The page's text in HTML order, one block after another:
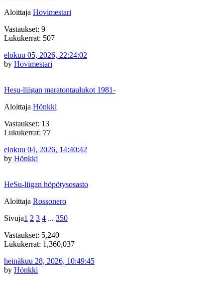
Aloittaja Hovimestari
Vastaukset: 9
Lukukerrat: 507
elokuu 05, 2026, 22:24:02
by Hovimestari
Hesu-liiigan maratontaulukot 1981-
Aloittaja Hönkki
Vastaukset: 13
Lukukerrat: 77
elokuu 04, 2026, 14:40:42
by Hönkki
HeSu-liigan höpötysosasto
Aloittaja Rossonero
Sivuja1 2 3 4 ... 350
Vastaukset: 5,240
Lukukerrat: 1,360,037
heinäkuu 28, 2026, 10:49:45
by Hönkki